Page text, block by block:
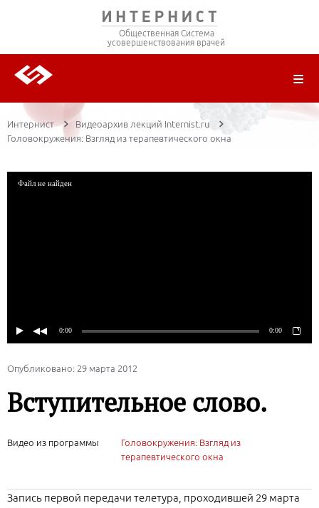
Общественная Система
усовершенствования врачей
ЦИКЛЫ ПЕРЕДАЧ
Интернист
Видеоархив лекций Internist.ru
Головокружения: Взгляд из терапевтического окна
Опубликовано: 29 марта 2012
Вступительное слово.
Видео из программы
Головокружения: Взгляд из
терапевтического окна
Запись первой передачи телетура, проходившей 29 марта